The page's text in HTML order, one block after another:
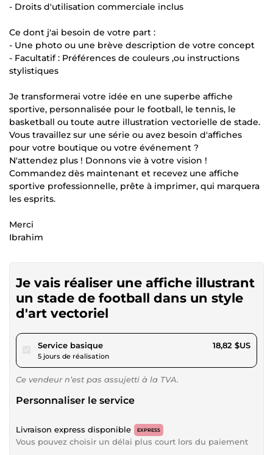
- Droits d'utilisation commerciale inclus
Ce dont j'ai besoin de votre part :
- Une photo ou une brève description de votre concept
- Facultatif : Préférences de couleurs ,ou instructions
stylistiques
Je transformerai votre idée en une superbe affiche
sportive, personnalisée pour le football, le tennis, le
basketball ou toute autre illustration vectorielle de stade.
Vous travaillez sur une série ou avez besoin d'affiches
pour votre boutique ou votre événement ?
N'attendez plus ! Donnons vie à votre vision !
Commandez dès maintenant et recevez une affiche
sportive professionnelle, prête à imprimer, qui marquera
les esprits.
Merci
Ibrahim
Je vais réaliser une affiche illustrant
un stade de football dans un style
d'art vectoriel
Service basiquepour 17,34 $US
5 jours de réalisation
18,82 $US
Ce vendeur n’est pas assujetti à la TVA.
Personnaliser le service
Livraison express disponible EXPRESS
Vous pouvez choisir un délai plus court lors du paiement